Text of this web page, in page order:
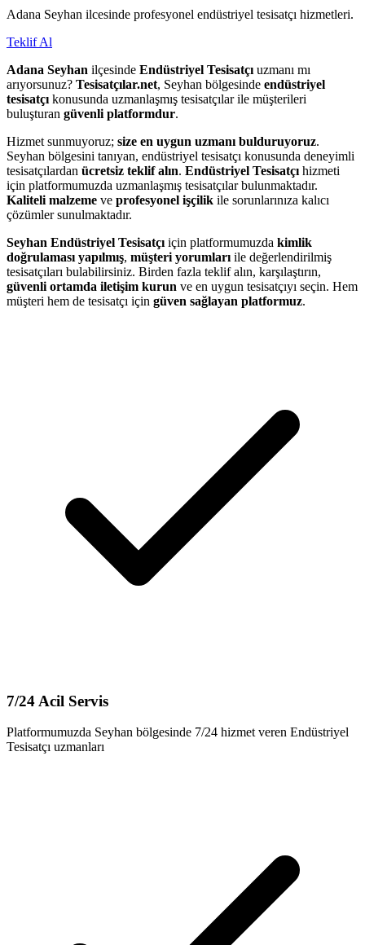
Adana Seyhan ilcesinde profesyonel endüstriyel tesisatçı hizmetleri.
Teklif Al
Adana Seyhan ilçesinde Endüstriyel Tesisatçı uzmanı mı
arıyorsunuz? Tesisatçılar.net, Seyhan bölgesinde endüstriyel
tesisatçı konusunda uzmanlaşmış tesisatçılar ile müşterileri
buluşturan güvenli platformdur.
Hizmet sunmuyoruz; size en uygun uzmanı bulduruyoruz.
Seyhan bölgesini tanıyan, endüstriyel tesisatçı konusunda deneyimli
tesisatçılardan ücretsiz teklif alın. Endüstriyel Tesisatçı hizmeti
için platformumuzda uzmanlaşmış tesisatçılar bulunmaktadır.
Kaliteli malzeme ve profesyonel işçilik ile sorunlarınıza kalıcı
çözümler sunulmaktadır.
Seyhan Endüstriyel Tesisatçı için platformumuzda kimlik
doğrulaması yapılmış, müşteri yorumları ile değerlendirilmiş
tesisatçıları bulabilirsiniz. Birden fazla teklif alın, karşılaştırın,
güvenli ortamda iletişim kurun ve en uygun tesisatçıyı seçin. Hem
müşteri hem de tesisatçı için güven sağlayan platformuz.
7/24 Acil Servis
Platformumuzda Seyhan bölgesinde 7/24 hizmet veren Endüstriyel
Tesisatçı uzmanları